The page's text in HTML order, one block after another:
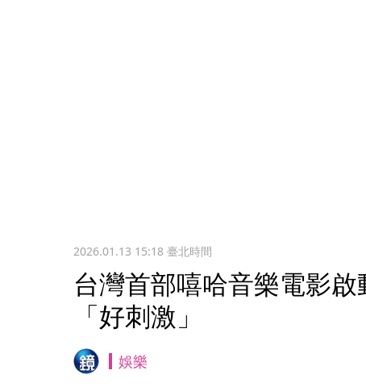
2026.01.13 15:18臺北時間
台灣首部嘻哈音樂電影
「好刺激」
娛樂